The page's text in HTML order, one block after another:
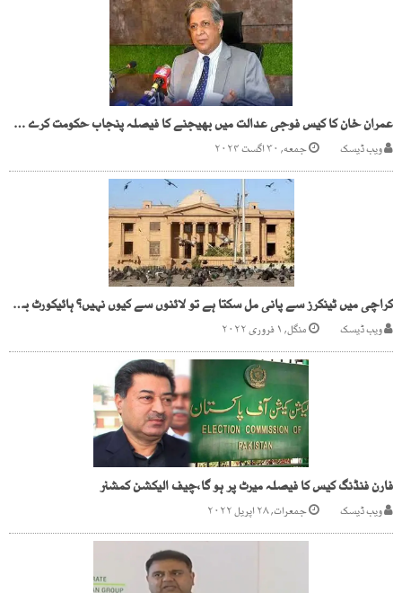
عمران خان کا کیس فوجی عدالت میں بھیجنے کا فیصلہ پنجاب حکومت کرے گی، اعظم نذیر تارڑ
ویب ڈیسک جمعه, ۳۰ اگست ۲۰۲۴
کراچی میں ٹینکرز سے پانی مل سکتا ہے تو لائنوں سے کیوں نہیں؟ ہائیکورٹ برہم
ویب ڈیسک منگل, ۱ فروری ۲۰۲۲
فارن فنڈنگ کیس کا فیصلہ میرٹ پر ہو گا،چیف الیکشن کمشنر
ویب ڈیسک جمعرات, ۲۸ اپریل ۲۰۲۲